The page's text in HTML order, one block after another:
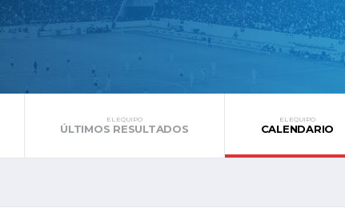
EL EQUIPO
ÚLTIMOS RESULTADOS
EL EQUIPO
CALENDARIO